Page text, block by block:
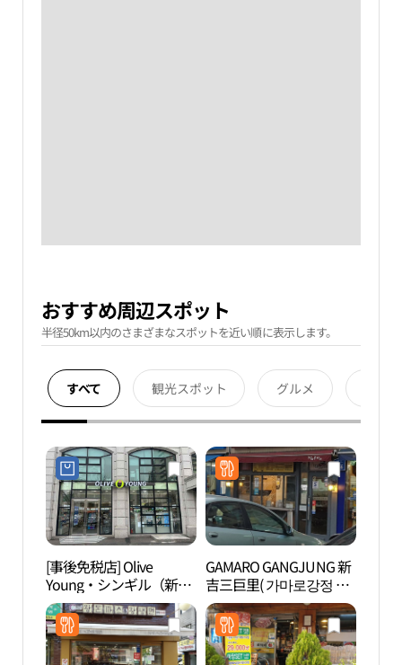
おすすめ周辺スポット
半径50km以内のさまざまなスポットを近い順に表示します。
すべて 観光スポット グルメ
[事後免税店] Olive
Young・シンギル（新
吉）店(올리브영 신길점)
GAMARO GANGJUNG 新
吉三巨里( 가마로강정 신
길삼거리 )